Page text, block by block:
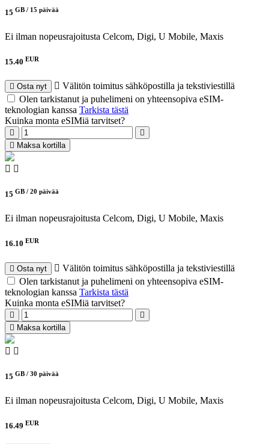
15 GB / 15 päivää
Ei ilman nopeusrajoitusta Celcom, Digi, U Mobile, Maxis
15.40 EUR
Osta nyt
Välitön toimitus sähköpostilla ja tekstiviestillä
Olen tarkistanut ja puhelimeni on yhteensopiva eSIM-
teknologian kanssa Tarkista tästä
Kuinka monta eSIMiä tarvitset?
Maksa kortilla
15 GB / 20 päivää
Ei ilman nopeusrajoitusta Celcom, Digi, U Mobile, Maxis
16.10 EUR
Osta nyt
Välitön toimitus sähköpostilla ja tekstiviestillä
Olen tarkistanut ja puhelimeni on yhteensopiva eSIM-
teknologian kanssa Tarkista tästä
Kuinka monta eSIMiä tarvitset?
Maksa kortilla
15 GB / 30 päivää
Ei ilman nopeusrajoitusta Celcom, Digi, U Mobile, Maxis
16.49 EUR